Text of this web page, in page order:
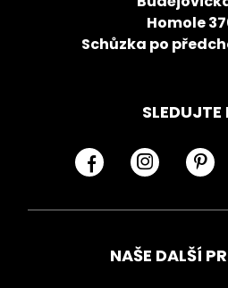
Homole
Schůzka po
SLEDUJTE
NAŠE DALŠÍ